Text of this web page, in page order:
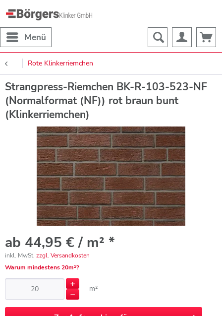
Menü
Rote Klinkerriemchen
Strangpress-Riemchen BK-R-103-523-NF
(Normalformat (NF)) rot braun bunt
(Klinkerriemchen)
ab 44,95 € / m² *
inkl. MwSt. zzgl. Versandkosten
Warum mindestens 20m²?
m²